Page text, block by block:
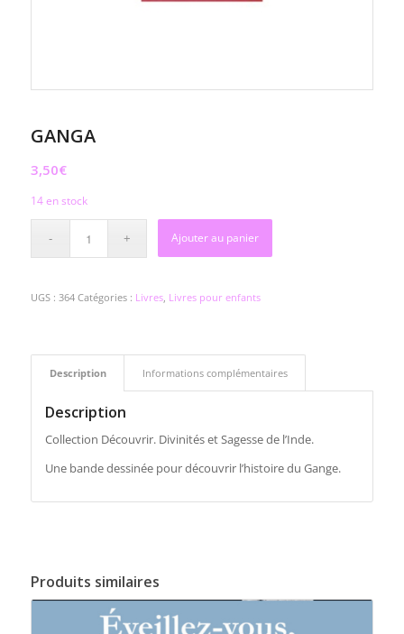
GANGA
3,50€
14 en stock
Ajouter au panier
UGS : 364 Catégories : Livres, Livres pour enfants
Description Informations complémentaires
Description
Collection Découvrir. Divinités et Sagesse de l’Inde.
Une bande dessinée pour découvrir l’histoire du Gange.
Produits similaires